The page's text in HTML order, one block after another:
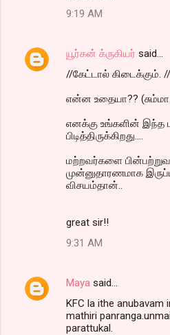
9:19 AM
யூர்கன் க்ருகியர் said…
//கேட்டால் கிடைக்கும். //
என்ன உதையா??
எனக்கு உங்களின் இந்த
பிடித்திருக்கிறது....
மற்றவர்களை
முன்னுதாரணமாக
விசயம்தான்..
great sir!!
9:31 AM
Maya said…
KFC la ithe anubavam
mathiri
parattukal.